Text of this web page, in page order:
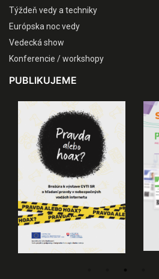
Týždeň vedy a techniky
Európska noc vedy
Vedecká show
Konferencie / workshopy
PUBLIKUJEME